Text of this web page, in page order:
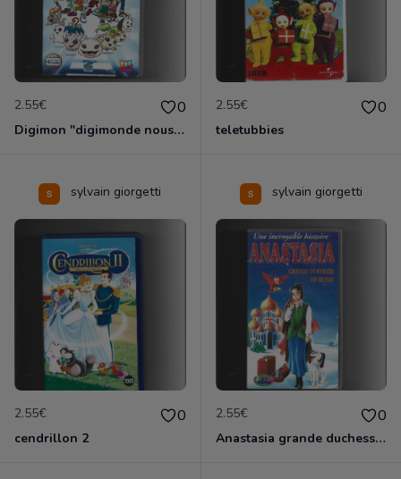
2.55€ 0
Digimon "digimonde nous voila
2.55€ 0
teletubbies
sylvain giorgetti
2.55€ 0
cendrillon 2
sylvain giorgetti
2.55€ 0
Anastasia grande duchesse de Russie